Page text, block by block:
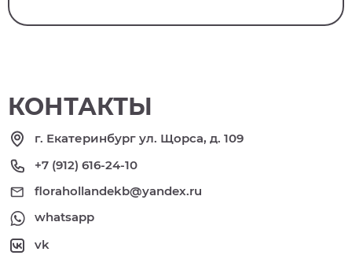
КОНТАКТЫ
г. Екатеринбург ул. Щорса, д. 109
+7 (912) 616-24-10
florahollandekb@yandex.ru
whatsapp
vk